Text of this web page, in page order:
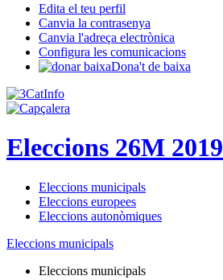
Edita el teu perfil
Canvia la contrasenya
Canvia l'adreça electrònica
Configura les comunicacions
Dona't de baixa
Eleccions 26M 2019
Eleccions municipals
Eleccions europees
Eleccions autonòmiques
Eleccions municipals
Eleccions municipals